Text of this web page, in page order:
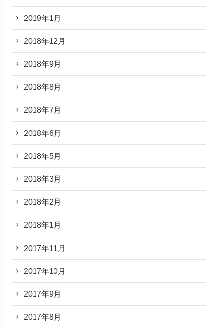
2019年1月
2018年12月
2018年9月
2018年8月
2018年7月
2018年6月
2018年5月
2018年3月
2018年2月
2018年1月
2017年11月
2017年10月
2017年9月
2017年8月